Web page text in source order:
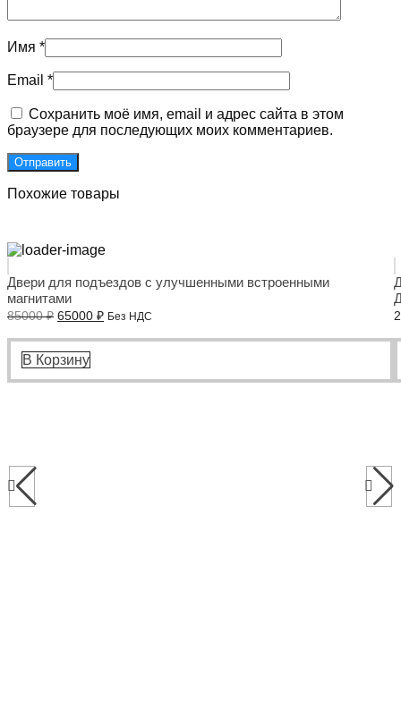
Имя *
Email *
Сохранить моё имя, email и адрес сайта в этом
браузере для последующих моих комментариев.
Похожие товары
Двери для подъездов с улучшенными встроенными
магнитами
85000₽ Первоначальная
составляла
85000 ₽.
65000 ₽Текущая
65000 ₽.
Без НДС
В Корзину